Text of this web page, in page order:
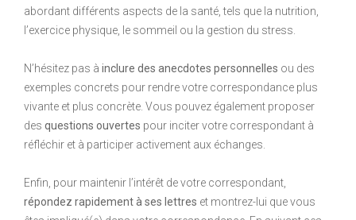
abordant différents aspects de la santé, tels que la nutrition,
l’exercice physique, le sommeil ou la gestion du stress.
N’hésitez pas à inclure des anecdotes personnelles ou des
exemples concrets pour rendre votre correspondance plus
vivante et plus concrète. Vous pouvez également proposer
des questions ouvertes pour inciter votre correspondant à
réfléchir et à participer activement aux échanges.
Enfin, pour maintenir l’intérêt de votre correspondant,
répondez rapidement à ses lettres et montrez-lui que vous